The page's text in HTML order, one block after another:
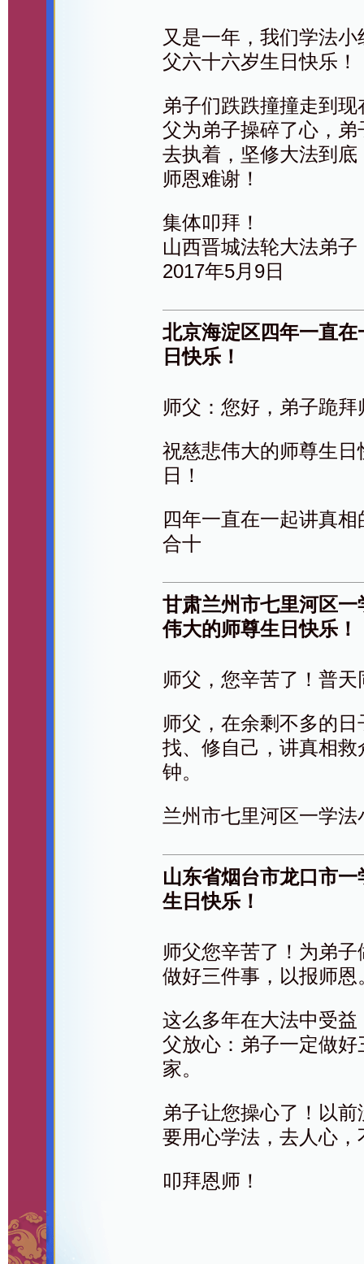
又是一年，我们学法
父六十六岁生日快乐！
弟子们跌跌撞撞走到
父为弟子操碎了心，
去执着，坚修大法到
师恩难谢！
集体叩拜！
山西晋城法轮大法弟子
2017年5月9日
北京海淀区四年一直
日快乐！
师父：您好，弟子跪
祝慈悲伟大的师尊生
日！
四年一直在一起讲真
合十
甘肃兰州市七里河区
伟大的师尊生日快乐！
师父，您辛苦了！普
师父，在余剩不多的
找、修自己，讲真相
钟。
兰州市七里河区一学
山东省烟台市龙口市
生日快乐！
师父您辛苦了！为弟
做好三件事，以报师恩
这么多年在大法中受
父放心：弟子一定做
家。
弟子让您操心了！以
要用心学法，去人心，
叩拜恩师！